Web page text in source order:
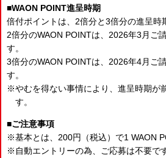
WAON POINT進呈時期
倍付ポイントは、2倍分と3倍分の進呈時
2倍分のWAON POINTは、2026年3月ご
す。
3倍分のWAON POINTは、2026年4月ご
す。
やむを得ない事情により、進呈時期が
す。
ご注意事項
基本とは、200円（税込）で1 WAON
自動エントリーの為、ご応募は不要で